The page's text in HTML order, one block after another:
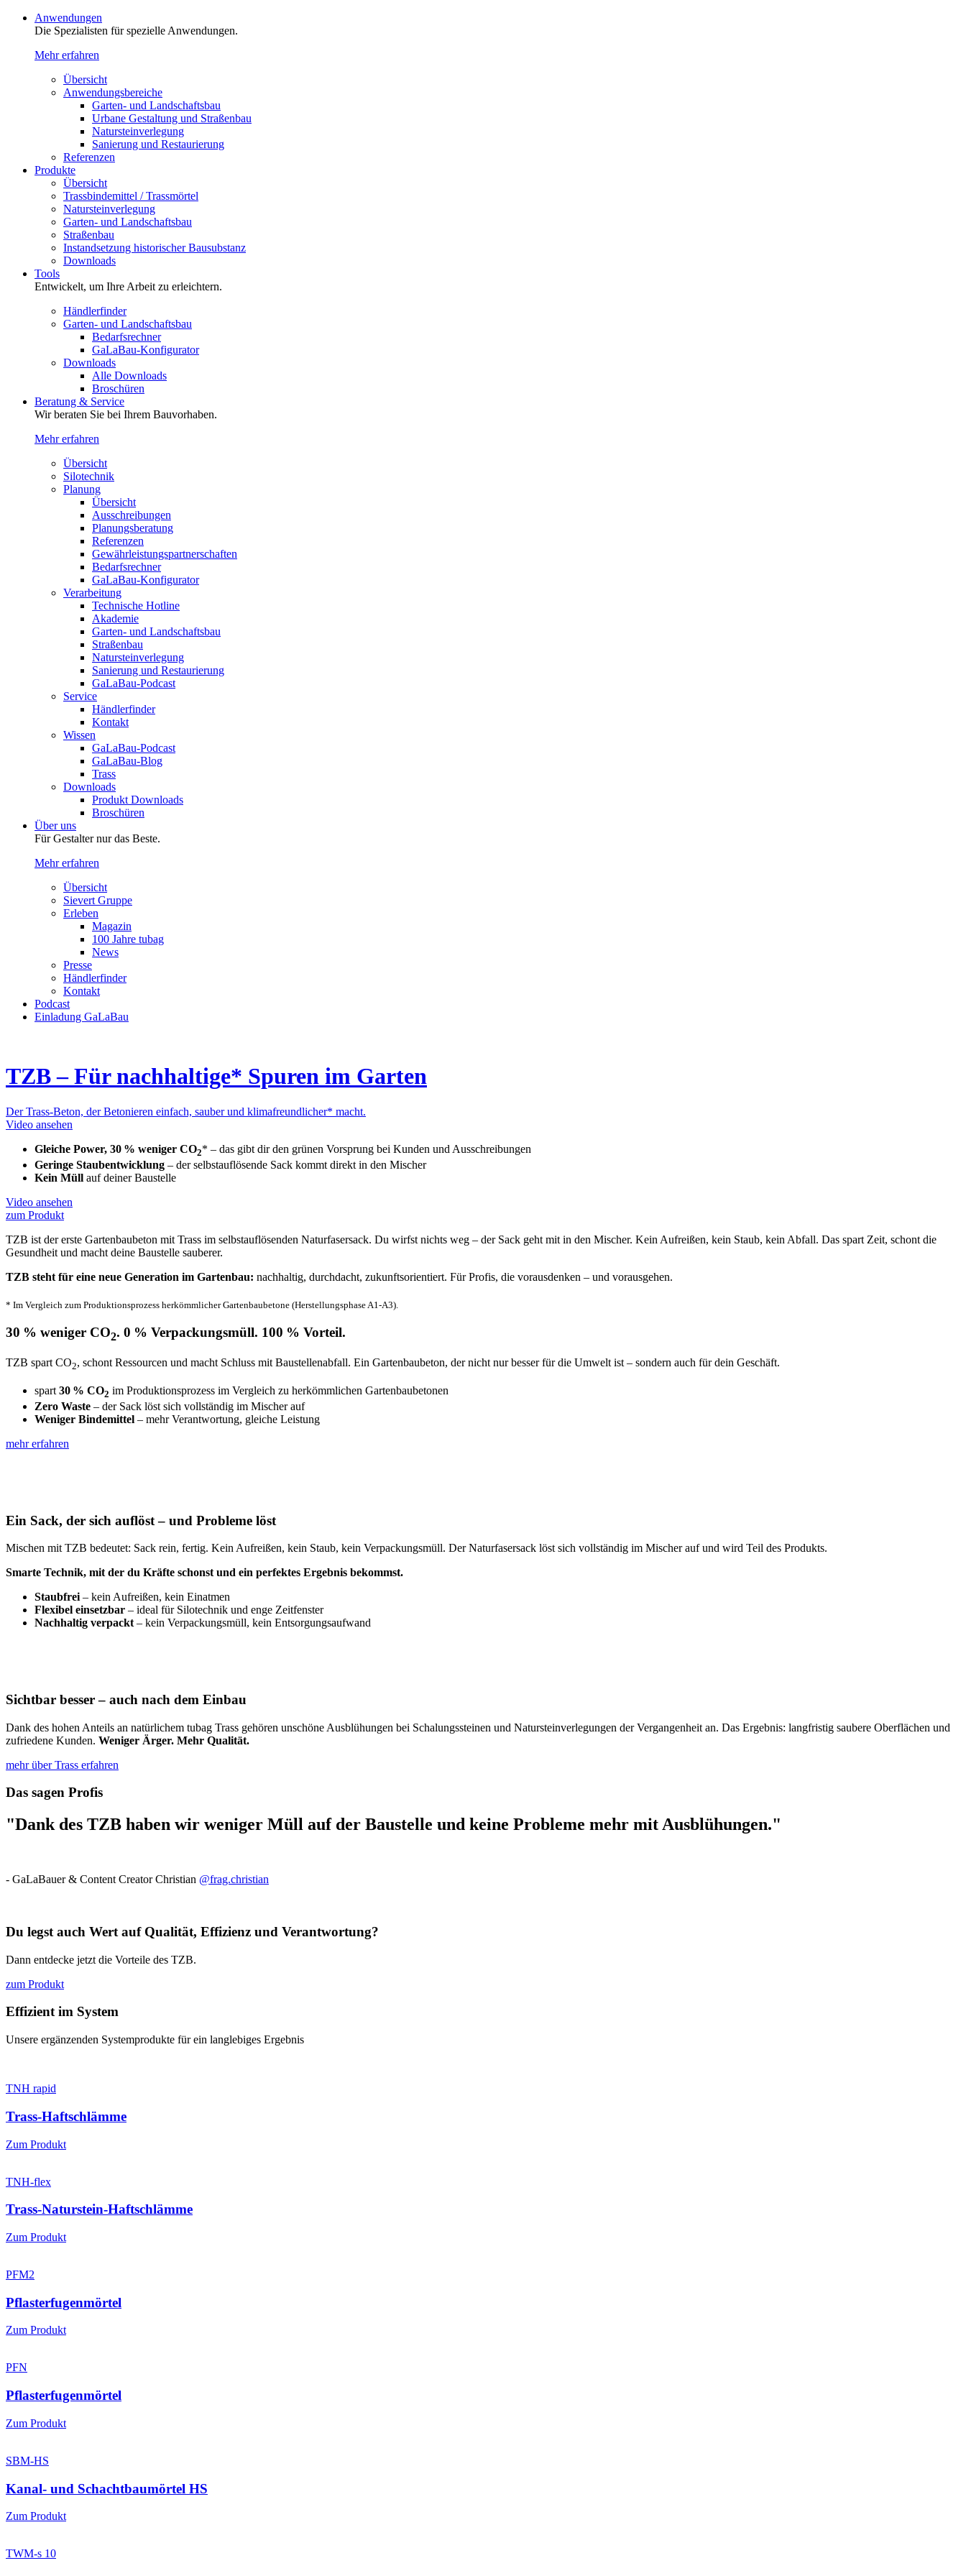
Anwendungen
Die Spezialisten für spezielle Anwendungen.
Mehr erfahren
Übersicht
Anwendungsbereiche
Garten- und Landschaftsbau
Urbane Gestaltung und Straßenbau
Natursteinverlegung
Sanierung und Restaurierung
Referenzen
Produkte
Übersicht
Trassbindemittel / Trassmörtel
Natursteinverlegung
Garten- und Landschaftsbau
Straßenbau
Instandsetzung historischer Bausubstanz
Downloads
Tools
Entwickelt, um Ihre Arbeit zu erleichtern.
Händlerfinder
Garten- und Landschaftsbau
Bedarfsrechner
GaLaBau-Konfigurator
Downloads
Alle Downloads
Broschüren
Beratung & Service
Wir beraten Sie bei Ihrem Bauvorhaben.
Mehr erfahren
Übersicht
Silotechnik
Planung
Übersicht
Ausschreibungen
Planungsberatung
Referenzen
Gewährleistungspartnerschaften
Bedarfsrechner
GaLaBau-Konfigurator
Verarbeitung
Technische Hotline
Akademie
Garten- und Landschaftsbau
Straßenbau
Natursteinverlegung
Sanierung und Restaurierung
GaLaBau-Podcast
Service
Händlerfinder
Kontakt
Wissen
GaLaBau-Podcast
GaLaBau-Blog
Trass
Downloads
Produkt Downloads
Broschüren
Über uns
Für Gestalter nur das Beste.
Mehr erfahren
Übersicht
Sievert Gruppe
Erleben
Magazin
100 Jahre tubag
News
Presse
Händlerfinder
Kontakt
Podcast
Einladung GaLaBau
TZB – Für nachhaltige* Spuren im Garten
Der Trass-Beton, der Betonieren einfach, sauber und klimafreundlicher* macht.
Video ansehen
Gleiche Power, 30 % weniger CO2* – das gibt dir den grünen Vorsprung bei Kunden und Ausschreibungen
Geringe Staubentwicklung – der selbstauflösende Sack kommt direkt in den Mischer
Kein Müll auf deiner Baustelle
Video ansehen
zum Produkt
TZB ist der erste Gartenbaubeton mit Trass im selbstauflösenden Naturfasersack. Du wirfst nichts weg – der Sack geht mit in den Mischer. Kein Aufreißen, kein Staub, kein Abfall. Das spart Zeit, schont die
Gesundheit und macht deine Baustelle sauberer.
TZB steht für eine neue Generation im Gartenbau: nachhaltig, durchdacht, zukunftsorientiert. Für Profis, die vorausdenken – und vorausgehen.
* Im Vergleich zum Produktionsprozess herkömmlicher Gartenbaubetone (Herstellungsphase A1-A3).
30 % weniger CO2. 0 % Verpackungsmüll. 100 % Vorteil.
TZB spart CO2, schont Ressourcen und macht Schluss mit Baustellenabfall. Ein Gartenbaubeton, der nicht nur besser für die Umwelt ist – sondern auch für dein Geschäft.
spart 30 % CO2 im Produktionsprozess im Vergleich zu herkömmlichen Gartenbaubetonen
Zero Waste – der Sack löst sich vollständig im Mischer auf
Weniger Bindemittel – mehr Verantwortung, gleiche Leistung
mehr erfahren
Ein Sack, der sich auflöst – und Probleme löst
Mischen mit TZB bedeutet: Sack rein, fertig. Kein Aufreißen, kein Staub, kein Verpackungsmüll. Der Naturfasersack löst sich vollständig im Mischer auf und wird Teil des Produkts.
Smarte Technik, mit der du Kräfte schonst und ein perfektes Ergebnis bekommst.
Staubfrei – kein Aufreißen, kein Einatmen
Flexibel einsetzbar – ideal für Silotechnik und enge Zeitfenster
Nachhaltig verpackt – kein Verpackungsmüll, kein Entsorgungsaufwand
Sichtbar besser – auch nach dem Einbau
Dank des hohen Anteils an natürlichem tubag Trass gehören unschöne Ausblühungen bei Schalungssteinen und Natursteinverlegungen der Vergangenheit an. Das Ergebnis: langfristig saubere Oberflächen und
zufriedene Kunden. Weniger Ärger. Mehr Qualität.
mehr über Trass erfahren
Das sagen Profis
"Dank des TZB haben wir weniger Müll auf der Baustelle und keine Probleme mehr mit Ausblühungen."
- GaLaBauer & Content Creator Christian @frag.christian
Du legst auch Wert auf Qualität, Effizienz und Verantwortung?
Dann entdecke jetzt die Vorteile des TZB.
zum Produkt
Effizient im System
Unsere ergänzenden Systemprodukte für ein langlebiges Ergebnis
TNH rapid
Trass-Haftschlämme
Zum Produkt
TNH-flex
Trass-Naturstein-Haftschlämme
Zum Produkt
PFM2
Pflasterfugenmörtel
Zum Produkt
PFN
Pflasterfugenmörtel
Zum Produkt
SBM-HS
Kanal- und Schachtbaumörtel HS
Zum Produkt
TWM-s 10